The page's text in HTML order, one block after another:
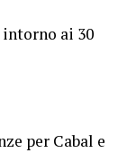
ai 30
per Cabal e